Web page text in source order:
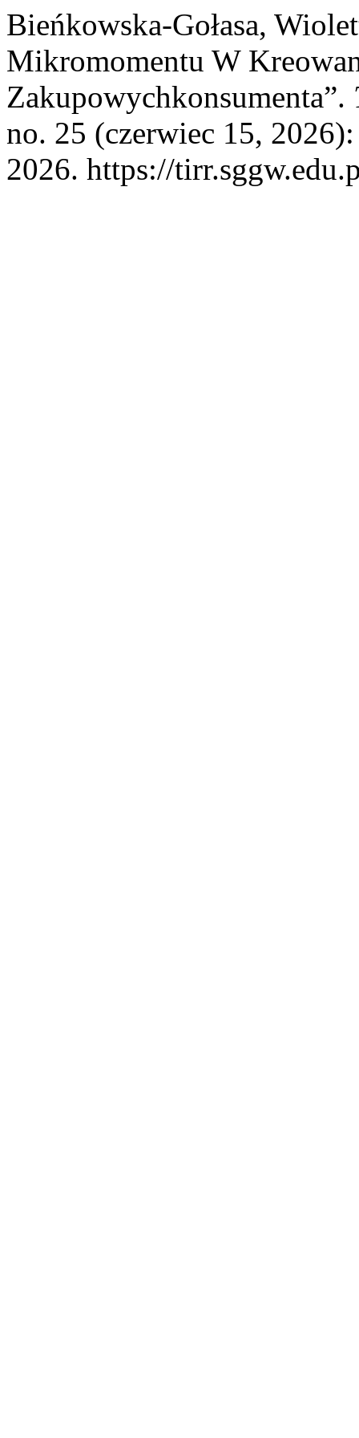
Bieńkowska-Gołasa,
Mikromomentu W
Zakupowychkonsumenta”.
no. 25 (czerwiec 15,
2026. https://